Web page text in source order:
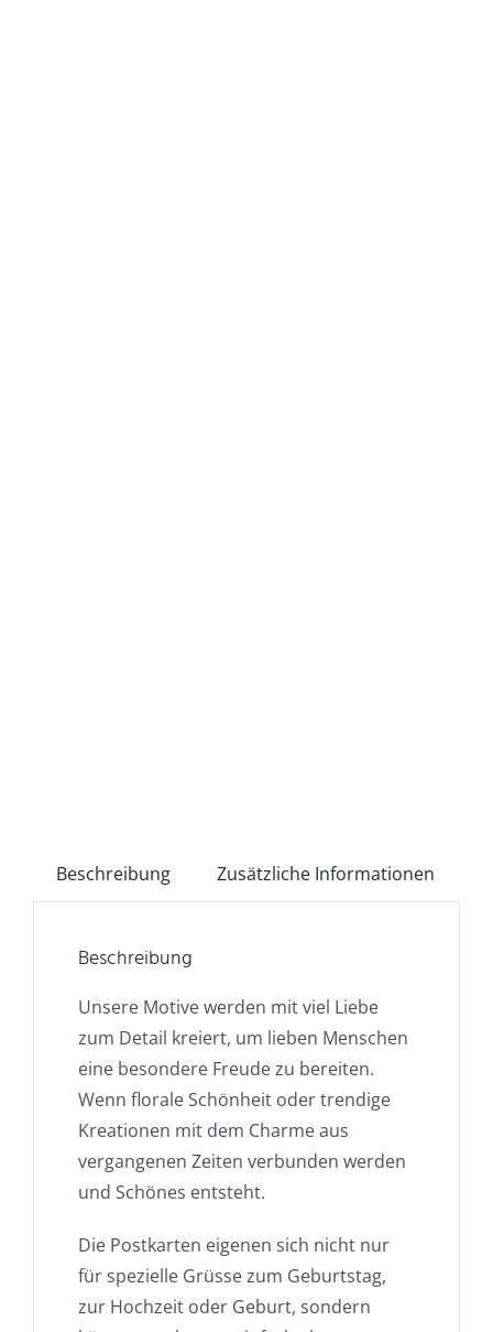
Beschreibung Zusätzliche Informationen
Beschreibung
Unsere Motive werden mit viel Liebe
zum Detail kreiert, um lieben Menschen
eine besondere Freude zu bereiten.
Wenn florale Schönheit oder trendige
Kreationen mit dem Charme aus
vergangenen Zeiten verbunden werden
und Schönes entsteht.
Die Postkarten eigenen sich nicht nur
für spezielle Grüsse zum Geburtstag,
zur Hochzeit oder Geburt, sondern